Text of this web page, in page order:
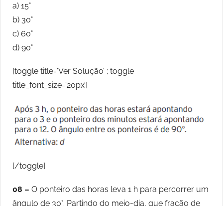
a) 15°
b) 30°
c) 60°
d) 90°
[toggle title=’Ver Solução’ ; toggle
title_font_size=’20px’]
[/toggle]
08 – O ponteiro das horas leva 1 h para percorrer um
ângulo de 30°. Partindo do meio-dia, que fração de